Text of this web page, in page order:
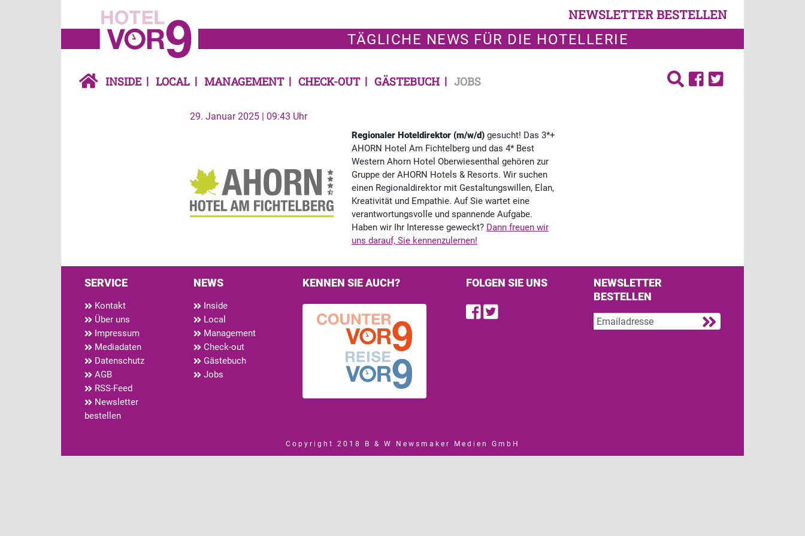
NEWSLETTER BESTELLEN
TÄGLICHE NEWS FÜR DIE HOTELLERIE
INSIDE LOCAL MANAGEMENT CHECK-OUT GÄSTEBUCH JOBS
29. Januar 2025 | 09:43 Uhr
Regionaler Hoteldirektor (m/w/d)gesucht! Das 3*+
AHORN Hotel Am Fichtelberg und das 4* Best
Western Ahorn Hotel Oberwiesenthal gehören zur
Gruppe der AHORN Hotels & Resorts. Wir suchen
einen Regionaldirektor mit Gestaltungswillen, Elan,
Kreativität und Empathie. Auf Sie wartet eine
verantwortungsvolle und spannende Aufgabe.
Haben wir Ihr Interesse geweckt? Dann freuen wir
uns darauf, Sie kennenzulernen!
SERVICE
Kontakt
Über uns
Impressum
Mediadaten
Datenschutz
AGB
RSS-Feed
Newsletter
bestellen
NEWS
Inside
Local
Management
Check-out
Gästebuch
Jobs
KENNEN SIE AUCH? FOLGEN SIE UNS
Find us on Facebook
Follow us on Twitter
NEWSLETTER
BESTELLEN
Copyright 2018 B & W Newsmaker Medien GmbH